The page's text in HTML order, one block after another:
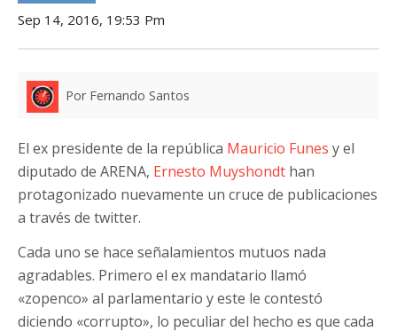
Sep 14, 2016, 19:53 Pm
Por Fernando Santos
El ex presidente de la república Mauricio Funes y el
diputado de ARENA, Ernesto Muyshondt han
protagonizado nuevamente un cruce de publicaciones
a través de twitter.
Cada uno se hace señalamientos mutuos nada
agradables. Primero el ex mandatario llamó
«zopenco» al parlamentario y este le contestó
diciendo «corrupto», lo peculiar del hecho es que cada